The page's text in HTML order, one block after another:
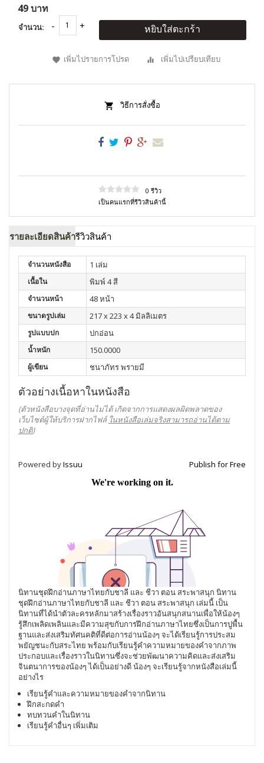
49 บาท
จำนวน: หยิบใส่ตะกร้า
เพิ่มไปรายการโปรด เพิ่มไปเปรียบเทียบ
วิธีการสั่งซื้อ
0 รีวิว
เป็นคนแรกที่รีวิวสินค้านี้
รายละเอียดสินค้ารีวิวสินค้า
จำนวนหนังสือ 1 เล่ม
เนื้อใน พิมพ์ 4 สี
จำนวนหน้า 48 หน้า
ขนาดรูปเล่ม 217 x 223 x 4 มิลลิเมตร
รูปแบบปก ปกอ่อน
น้ำหนัก 150.0000
ผู้เขียน ชนาภัทร พรายมี
ตัวอย่างเนื้อหาในหนังสือ
(ตัวหนังสือบางจุดที่อ่านไม่ได้ เกิดจากการแสดงผลผิดพลาดของ
เว็บไซต์ผู้ให้บริการฝากไฟล์ ในหนังสือเล่มจริงสามารถอ่านได้ตาม
ปกติ)
Powered byIssuu Publish for Free
นิทานชุดฝึกอ่านภาษาไทยกับชาลี และ ชีวา ตอน สระพาสนุก นิทาน
ชุดฝึกอ่านภาษาไทยกับชาลี และ ชีวา ตอน สระพาสนุก เล่มนี้ เป็น
นิทานที่ได้นำตัวละครหลักมาสร้างเรื่องราวอันสนุกสนานเพื่อให้น้องๆ
รู้สึกเพลิดเพลินและมีความสุขกับการฝึกอ่านภาษาไทยซึ่งเป็นการปูพื้น
ฐานและส่งเสริมทัศนคติที่ดีต่อการอ่านน้องๆ จะได้เรียนรู้การประสม
พยัญชนะกับสระไทย พร้อมกับเรียนรู้คำความหมายของคำจากภาพ
ประกอบและเรื่องราวในนิทานซึ่งจะช่วยพัฒนาความคิดและส่งเสริม
จินตนาการของน้องๆ ได้เป็นอย่างดี น้องๆ จะเรียนรู้จากหนังสือเล่มนี้
อย่างไร
เรียนรู้คำและความหมายของคำจากนิทาน
ฝึกสะกดคำ
ทบทวนคำในนิทาน
เรียนรู้คำอื่นๆ เพิ่มเติม